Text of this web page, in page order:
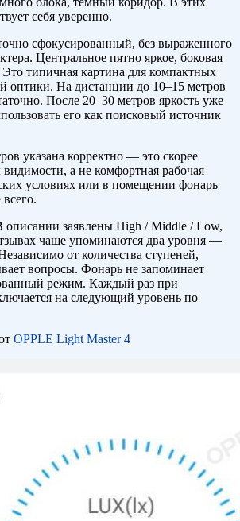
себя уверенно.
сфокусированный, без выраженного
Центральное пятно яркое, боковая
Это типичная картина для компактных
оптики. На дистанции до 10–15 метров
После 20–30 метров яркость уже
его как поисковый источник
указана корректно — это скорее
а не комфортная рабочая
условиях или в помещении фонарь
описании заявлены High / Middle / Low,
чаще упоминаются два уровня —
от количества ступеней,
вопросы. Фонарь не запоминает
режим. Каждый раз при
на следующий уровень по
OPPLE Light Master 4